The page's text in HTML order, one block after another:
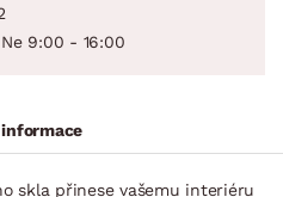
9:00 - 16:00
informace
skla přinese vašemu interiéru